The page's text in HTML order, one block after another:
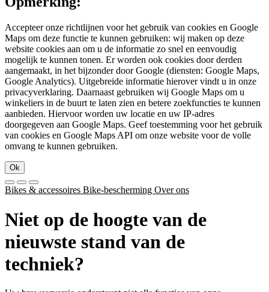
Accepteer onze richtlijnen voor het gebruik van cookies en Google
Maps om deze functie te kunnen gebruiken: wij maken op deze
website cookies aan om u de informatie zo snel en eenvoudig
mogelijk te kunnen tonen. Er worden ook cookies door derden
aangemaakt, in het bijzonder door Google (diensten: Google Maps,
Google Analytics). Uitgebreide informatie hierover vindt u in onze
privacyverklaring. Daarnaast gebruiken wij Google Maps om u
winkeliers in de buurt te laten zien en betere zoekfuncties te kunnen
aanbieden. Hiervoor worden uw locatie en uw IP-adres
doorgegeven aan Google Maps. Geef toestemming voor het gebruik
van cookies en Google Maps API om onze website voor de volle
omvang te kunnen gebruiken.
Ok
Bikes & accessoires Bike-bescherming Over ons
Niet op de hoogte van de
nieuwste stand van de
techniek?